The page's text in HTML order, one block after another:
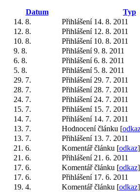
Datum Typ
14. 8.
Přihlášení 14. 8. 2011
12. 8.
Přihlášení 12. 8. 2011
10. 8.
Přihlášení 10. 8. 2011
9. 8.
Přihlášení 9. 8. 2011
6. 8.
Přihlášení 6. 8. 2011
5. 8.
Přihlášení 5. 8. 2011
29. 7.
Přihlášení 29. 7. 2011
28. 7.
Přihlášení 28. 7. 2011
24. 7.
Přihlášení 24. 7. 2011
15. 7.
Přihlášení 15. 7. 2011
14. 7.
Přihlášení 14. 7. 2011
13. 7.
Hodnocení článku [
13. 7.
Přihlášení 13. 7. 2011
21. 6.
Komentář článku [odkaz]
21. 6.
Přihlášení 21. 6. 2011
17. 6.
Komentář článku [odkaz]
17. 6.
Přihlášení 17. 6. 2011
19. 4.
Komentář článku [odkaz]